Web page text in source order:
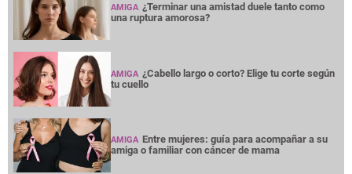
AMIGA ¿Terminar una amistad duele tanto como
una ruptura amorosa?
AMIGA ¿Cabello largo o corto? Elige tu corte según
tu cuello
AMIGA Entre mujeres: guía para acompañar a su
amiga o familiar con cáncer de mama